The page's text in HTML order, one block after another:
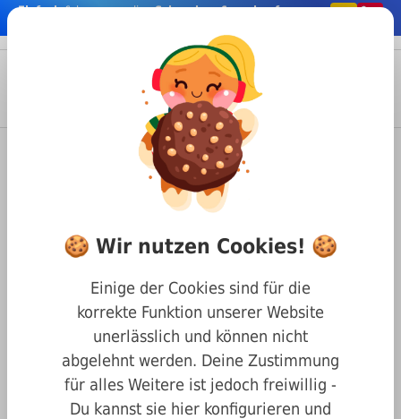
springen
Einfach& bequem onlineSchrauben & co. kaufen
Anmelden
Befestigungstechnik Muttern
Setzmuttern M2,5 A2
🍪 Wir nutzen Cookies! 🍪
Einige der Cookies sind für die
korrekte Funktion unserer Website
unerlässlich und können nicht
abgelehnt werden. Deine Zustimmung
für alles Weitere ist jedoch freiwillig -
Du kannst sie hier konfigurieren und